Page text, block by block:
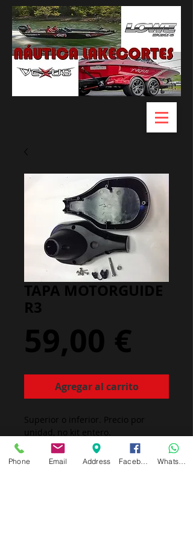
TAPA MOTORGUIDE
R3
59,00 €
Agregar al carrito
Superior o inferior. Precio por
unidad, no kit entero.
no incluye tornilleria
Phone Email Address